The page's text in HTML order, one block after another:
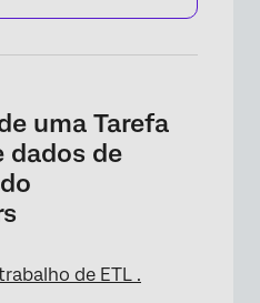
uma Tarefa
dados de
de ETL .